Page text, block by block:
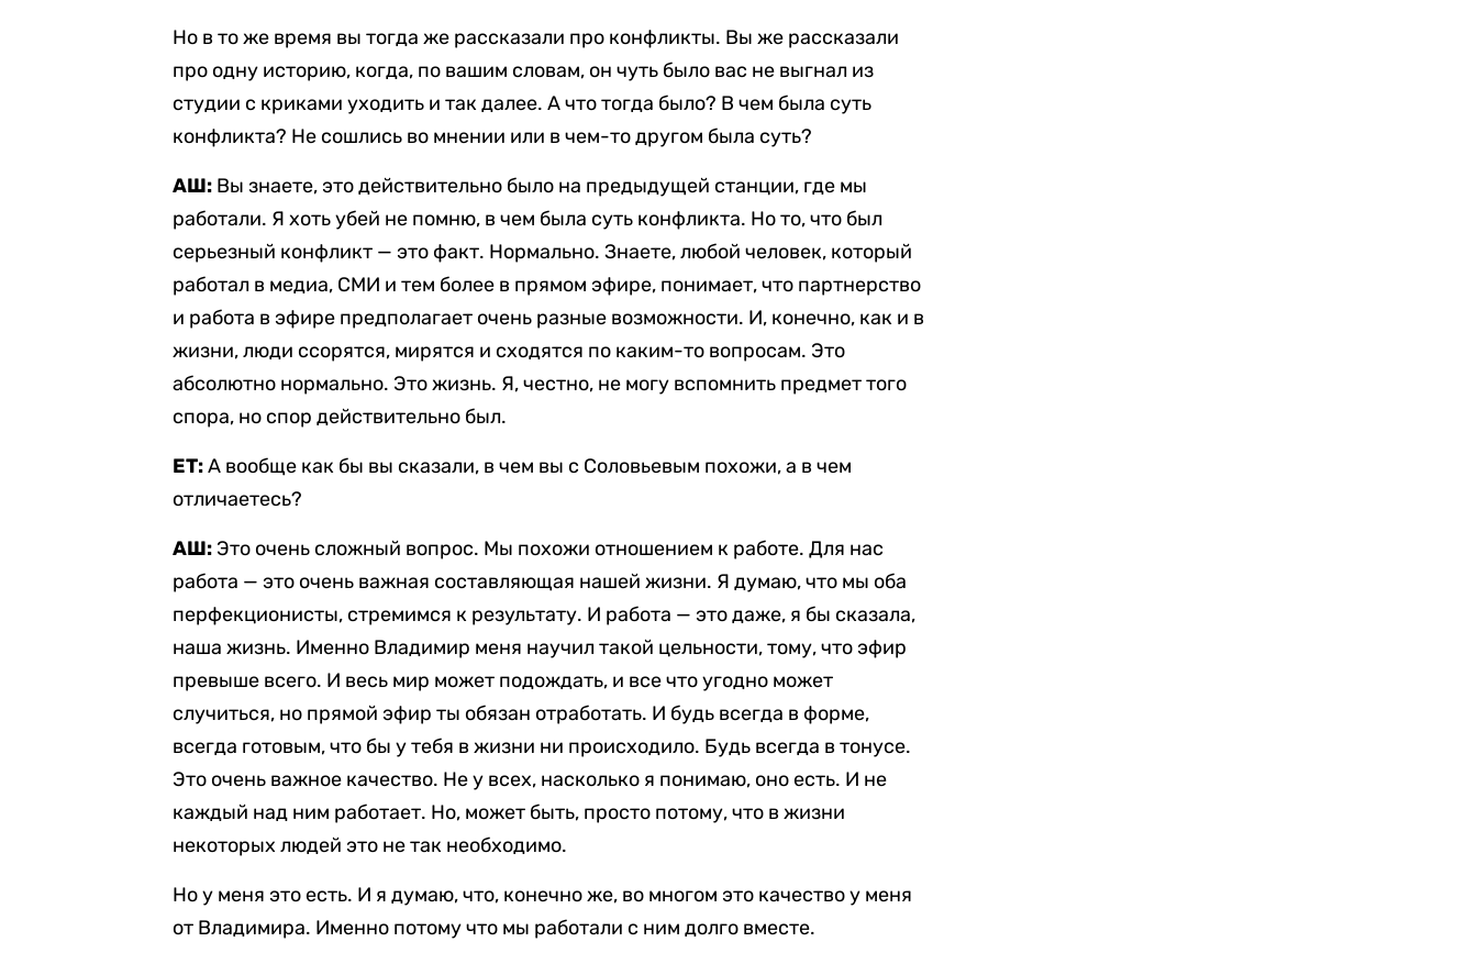
Но в то же время вы тогда же рассказали про конфликты. Вы же рассказали
про одну историю, когда, по вашим словам, он чуть было вас не выгнал из
студии с криками уходить и так далее. А что тогда было? В чем была суть
конфликта? Не сошлись во мнении или в чем-то другом была суть?
АШ: Вы знаете, это действительно было на предыдущей станции, где мы
работали. Я хоть убей не помню, в чем была суть конфликта. Но то, что был
серьезный конфликт — это факт. Нормально. Знаете, любой человек, который
работал в медиа, СМИ и тем более в прямом эфире, понимает, что партнерство
и работа в эфире предполагает очень разные возможности. И, конечно, как и в
жизни, люди ссорятся, мирятся и сходятся по каким-то вопросам. Это
абсолютно нормально. Это жизнь. Я, честно, не могу вспомнить предмет того
спора, но спор действительно был.
ЕТ:А вообще как бы вы сказали, в чем вы с Соловьевым похожи, а в чем
отличаетесь?
АШ: Это очень сложный вопрос. Мы похожи отношением к работе. Для нас
работа — это очень важная составляющая нашей жизни. Я думаю, что мы оба
перфекционисты, стремимся к результату. И работа — это даже, я бы сказала,
наша жизнь. Именно Владимир меня научил такой цельности, тому, что эфир
превыше всего. И весь мир может подождать, и все что угодно может
случиться, но прямой эфир ты обязан отработать. И будь всегда в форме,
всегда готовым, что бы у тебя в жизни ни происходило. Будь всегда в тонусе.
Это очень важное качество. Не у всех, насколько я понимаю, оно есть. И не
каждый над ним работает. Но, может быть, просто потому, что в жизни
некоторых людей это не так необходимо.
Но у меня это есть. И я думаю, что, конечно же, во многом это качество у меня
от Владимира. Именно потому что мы работали с ним долго вместе.